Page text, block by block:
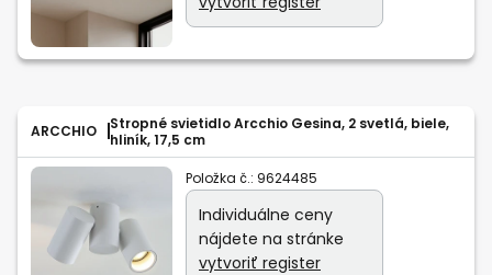
ARCCHIO
Stropné svietidlo Arcchio Gesina, 2 svetlá, biele,
hliník, 17,5 cm
Položka č.: 9624485
Individuálne ceny
nájdete na stránke
vytvoriť register